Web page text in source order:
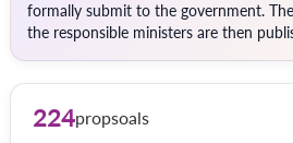
formally submit to the government.
the responsible ministers are then
224propsoals